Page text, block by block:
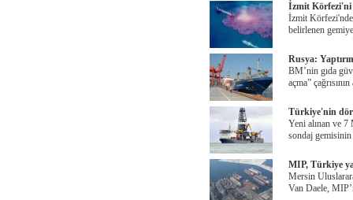
İzmit Körfezi'ni
İzmit Körfezi'nde
belirlenen
Rusya:
BM’nin gıda
açma”
Türkiye'nin
Yeni alınan ve
sondaj
MIP, Türkiye
Mersin
Van Daele,